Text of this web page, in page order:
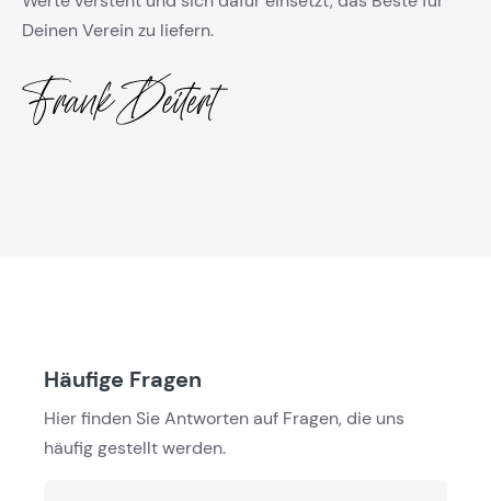
Deinen Verein zu liefern.
Häufige Fragen
Hier finden Sie Antworten auf Fragen, die uns
häufig gestellt werden.